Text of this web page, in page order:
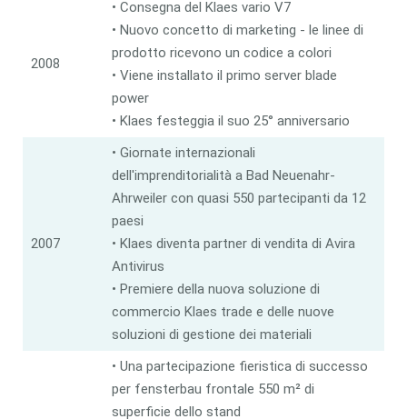
2008
• Consegna del Klaes vario V7
• Nuovo concetto di marketing - le linee di
prodotto ricevono un codice a colori
• Viene installato il primo server blade
power
• Klaes festeggia il suo 25° anniversario
2007
• Giornate internazionali
dell'imprenditorialità a Bad Neuenahr-
Ahrweiler con quasi 550 partecipanti da 12
paesi
• Klaes diventa partner di vendita di Avira
Antivirus
• Premiere della nuova soluzione di
commercio Klaes trade e delle nuove
soluzioni di gestione dei materiali
• Una partecipazione fieristica di successo
per fensterbau frontale 550 m² di
superficie dello stand